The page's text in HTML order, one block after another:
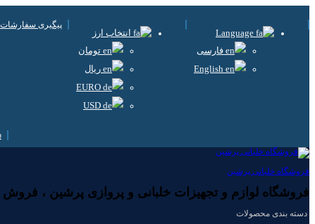
فارسی
انتخاب ارز
تومان
ریال
پیگیری سفارشات
فروشگاه خلبانی پرشین
فروشگاه لوازم و تجهیزات خلبانی و پروازی پرشین ، فروش
دسته بندی محصولات